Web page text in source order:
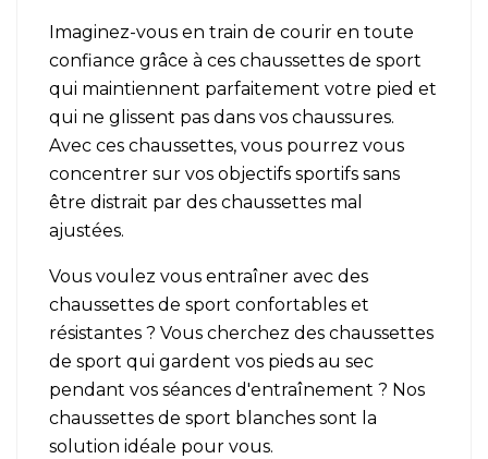
Imaginez-vous en train de courir en toute
confiance grâce à ces chaussettes de sport
qui maintiennent parfaitement votre pied et
qui ne glissent pas dans vos chaussures.
Avec ces chaussettes, vous pourrez vous
concentrer sur vos objectifs sportifs sans
être distrait par des chaussettes mal
ajustées.
Vous voulez vous entraîner avec des
chaussettes de sport confortables et
résistantes ? Vous cherchez des chaussettes
de sport qui gardent vos pieds au sec
pendant vos séances d'entraînement ? Nos
chaussettes de sport blanches sont la
solution idéale pour vous.